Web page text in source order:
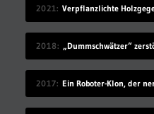
2021
2018
2017